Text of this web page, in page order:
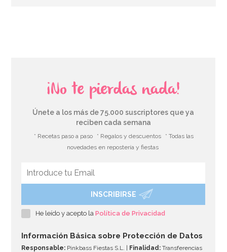
¡No te pierdas nada!
Únete a los más de 75.000 suscriptores que ya
reciben cada semana
* Recetas paso a paso * Regalos y descuentos
* Todas las
novedades en repostería y fiestas
INSCRIBIRSE
He leído y acepto laPolítica de Privacidad
Información Básica sobre Protección de Datos
Responsable: Pinkbass Fiestas S.L. | Finalidad: Transferencias